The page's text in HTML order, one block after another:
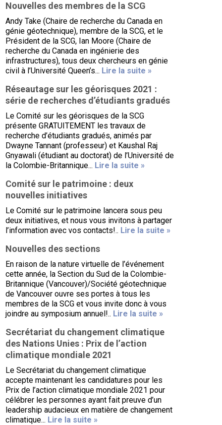
Nouvelles des membres de la SCG
Andy Take (Chaire de recherche du Canada en
génie géotechnique), membre de la SCG, et le
Président de la SCG, Ian Moore (Chaire de
recherche du Canada en ingénierie des
infrastructures), tous deux chercheurs en génie
civil à l’Université Queen’s... Lire la suite »
Réseautage sur les géorisques 2021 :
série de recherches d’étudiants gradués
Le Comité sur les géorisques de la SCG
présente GRATUITEMENT les travaux de
recherche d’étudiants gradués, animés par
Dwayne Tannant (professeur) et Kaushal Raj
Gnyawali (étudiant au doctorat) de l’Université de
la Colombie-Britannique... Lire la suite »
Comité sur le patrimoine : deux
nouvelles initiatives
Le Comité sur le patrimoine lancera sous peu
deux initiatives, et nous vous invitons à partager
l’information avec vos contacts!.. Lire la suite »
Nouvelles des sections
En raison de la nature virtuelle de l’événement
cette année, la Section du Sud de la Colombie-
Britannique (Vancouver)/Société géotechnique
de Vancouver ouvre ses portes à tous les
membres de la SCG et vous invite donc à vous
joindre au symposium annuel!.. Lire la suite »
Secrétariat du changement climatique
des Nations Unies : Prix de l’action
climatique mondiale 2021
Le Secrétariat du changement climatique
accepte maintenant les candidatures pour les
Prix de l’action climatique mondiale 2021 pour
célébrer les personnes ayant fait preuve d’un
leadership audacieux en matière de changement
climatique... Lire la suite »